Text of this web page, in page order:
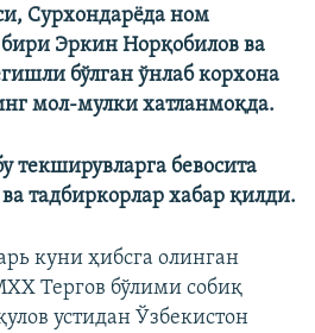
Сурхондарёда ном
Эркин Норқобилов ва
бўлган ўнлаб корхона
мол-мулки хатланмоқда.
текширувларга бевосита
тадбиркорлар хабар қилди.
куни ҳибсга олинган
Тергов бўлими собиқ
устидан Ўзбекистон